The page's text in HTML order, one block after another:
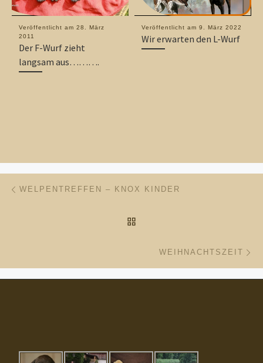
Veröffentlicht am 28. März
2011
Der F-Wurf zieht
langsam aus……….
Veröffentlicht am 9. März 2022
Wir erwarten den L-Wurf
Beitragsnavigation
WELPENTREFFEN – KNOX KINDER
WEIHNACHTSZEIT